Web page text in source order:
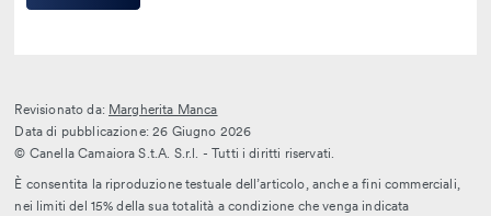
Revisionato da: Margherita Manca
Data di pubblicazione: 26 Giugno 2026
© Canella Camaiora S.t.A. S.r.l. - Tutti i diritti riservati.
È consentita la riproduzione testuale dell’articolo, anche a fini commerciali,
nei limiti del 15% della sua totalità a condizione che venga indicata